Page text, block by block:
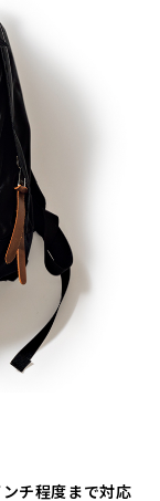
チ程度まで対応